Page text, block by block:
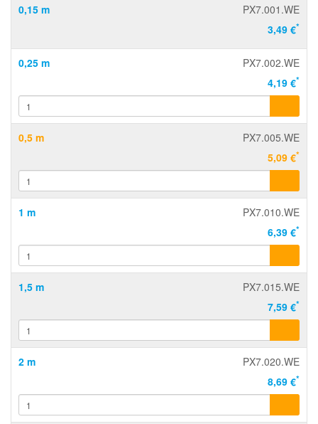
0,15 m
PX7.001.WE
3,49 €*
0,25 m
PX7.002.WE
4,19 €*
0,5 m
PX7.005.WE
5,09 €*
1 m
PX7.010.WE
6,39 €*
1,5 m
PX7.015.WE
7,59 €*
2 m
PX7.020.WE
8,69 €*